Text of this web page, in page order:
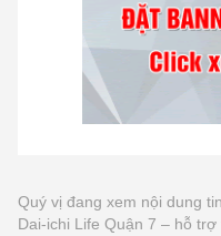
Quý vị đang xem nội dung
Dai-ichi Life Quận 7 – hỗ